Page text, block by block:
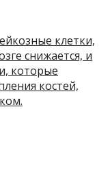
клетки,
снижается, и
которые
костей,